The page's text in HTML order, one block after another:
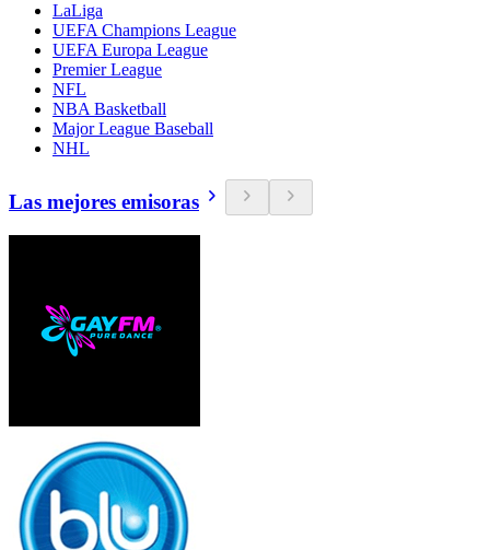
LaLiga
UEFA Champions League
UEFA Europa League
Premier League
NFL
NBA Basketball
Major League Baseball
NHL
Las mejores emisoras